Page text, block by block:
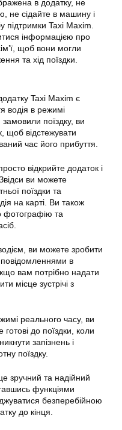
в додатку, не
не сідайте в машину і
підтримки Taxi Maxim.
інформацією про
щоб вони могли
та хід поїздки.
Taxi Maxim є
водія в режимі
поїздку, ви
щоб відстежувати
час його прибуття.
відкрийте додаток і
ви можете
поїздки та
на карті. Ви також
фотографію та
ви можете зробити
в
вам потрібно надати
місце зустрічі з
реального часу, ви
до поїздки, коли
запізнень і
поїздку.
зручний та надійний
функціями
безперебійною
до кінця.